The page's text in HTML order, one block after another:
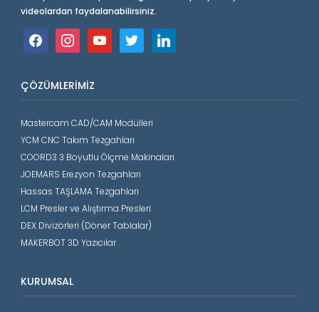
videolardan faydalanabilirsiniz.
facebookinstagramyoutube twitter linkedin
ÇÖZÜMLERIMIZ
Mastercam CAD/CAM Modülleri
YCM CNC Takım Tezgahları
COORD3 3 Boyutlu Ölçme Makinaları
JOEMARS Erezyon Tezgahları
Hassas TAŞLAMA Tezgahları
LCM Presler ve Alıştırma Presleri
DEX Divizörleri (Döner Tablalar)
MAKERBOT 3D Yazıcılar
KURUMSAL